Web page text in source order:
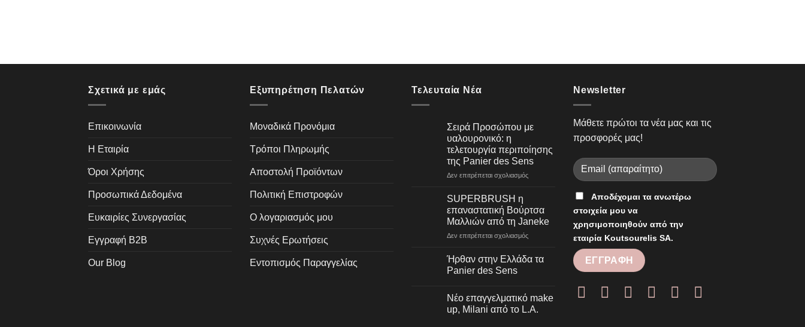
Σχετικά με εμάς
Επικοινωνία
Η Εταιρία
Όροι Χρήσης
Προσωπικά Δεδομένα
Ευκαιρίες Συνεργασίας
Εγγραφή B2B
Our Blog
Εξυπηρέτηση Πελατών
Μοναδικά Προνόμια
Τρόποι Πληρωμής
Αποστολή Προϊόντων
Πολιτική Επιστροφών
Ο λογαριασμός μου
Συχνές Ερωτήσεις
Εντοπισμός Παραγγελίας
Τελευταία Νέα
Σειρά Προσώπου με
υαλουρονικό: η
τελετουργία περιποίησης
της Panier des Sens
Δεν επιτρέπεται σχολιασμόςστο
υαλουρονικό:
η
τελετουργία
της
SUPERBRUSH η
επαναστατική Βούρτσα
Μαλλιών από τη Janeke
Δεν επιτρέπεται σχολιασμόςστο
από
τη
Ήρθαν στην Ελλάδα τα
Panier des Sens
Nέο επαγγελματικό make
up, Milani από το L.A.
Newsletter
Μάθετε πρώτοι τα νέα μας και τις
προσφορές μας!
Αποδέχομαι τα ανωτέρω
στοιχεία μου να
χρησιμοποιηθούν από την
εταιρία Koutsourelis SA.